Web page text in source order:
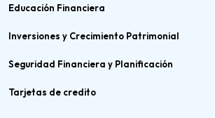
Educación Financiera
Inversiones y Crecimiento Patrimonial
Seguridad Financiera y Planificación
Tarjetas de credito